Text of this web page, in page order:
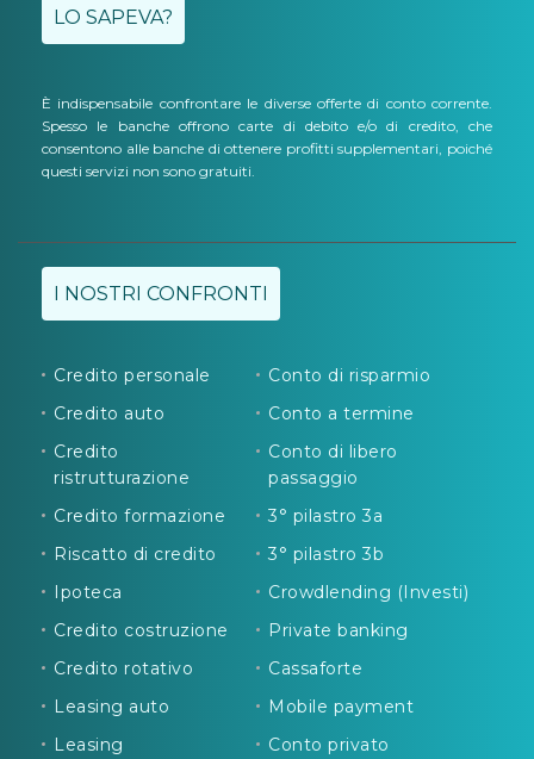
LO SAPEVA?
È indispensabile confrontare le diverse offerte di conto corrente.
Spesso le banche offrono carte di debito e/o di credito, che
consentono alle banche di ottenere profitti supplementari, poiché
questi servizi non sono gratuiti.
I NOSTRI CONFRONTI
Credito personale
Credito auto
Credito
ristrutturazione
Credito formazione
Riscatto di credito
Ipoteca
Credito costruzione
Credito rotativo
Leasing auto
Leasing
Conto di risparmio
Conto a termine
Conto di libero
passaggio
3° pilastro 3a
3° pilastro 3b
Crowdlending (Investi)
Private banking
Cassaforte
Mobile payment
Conto privato